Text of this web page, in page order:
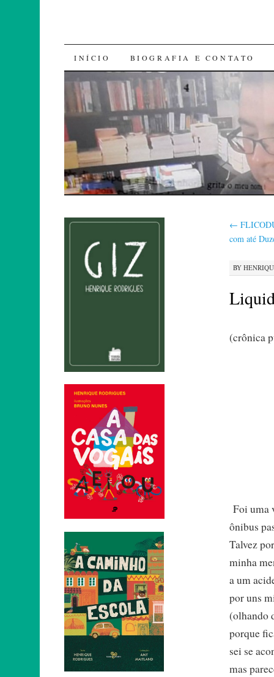
SKIP
TO
CONTENT
INÍCIO BIOGRAFIA E CONTATO
←
com até
BY
(crônica
Foi uma
ônibus
Talvez
minha
a um
por uns
(olhando
porque
sei se
mas